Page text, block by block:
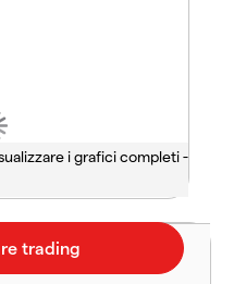
i grafici completi -